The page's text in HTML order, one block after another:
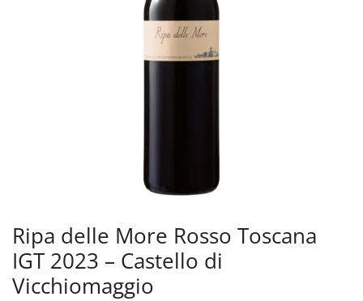
Ripa delle More Rosso Toscana
IGT 2023 – Castello di
Vicchiomaggio